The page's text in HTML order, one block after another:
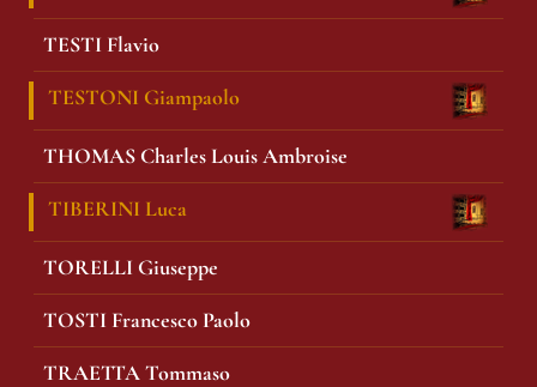
TESTI Flavio
TESTONI Giampaolo
THOMAS Charles Louis Ambroise
TIBERINI Luca
TORELLI Giuseppe
TOSTI Francesco Paolo
TRAETTA Tommaso